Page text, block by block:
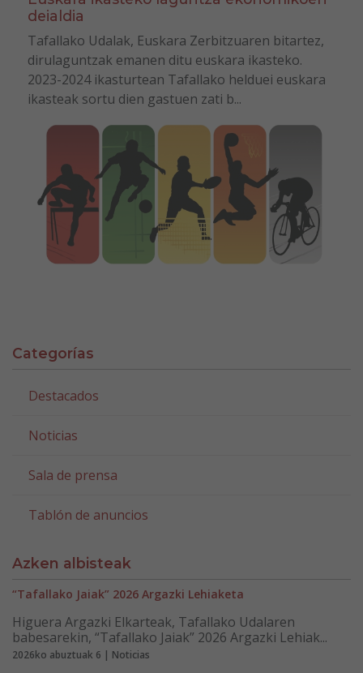
deialdia
Tafallako Udalak, Euskara Zerbitzuaren bitartez,
dirulaguntzak emanen ditu euskara ikasteko.
2023-2024 ikasturtean Tafallako helduei euskara
ikasteak sortu dien gastuen zati b...
Categorías
Destacados
Noticias
Sala de prensa
Tablón de anuncios
Azken albisteak
“Tafallako Jaiak” 2026 Argazki Lehiaketa
Higuera Argazki Elkarteak, Tafallako Udalaren
babesarekin, “Tafallako Jaiak” 2026 Argazki Lehiak...
2026ko abuztuak 6 | Noticias